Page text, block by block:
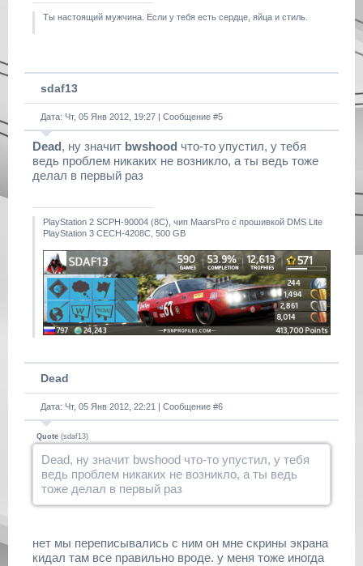
Ты настоящий мужчина. Если у тебя есть сердце, яйца и стиль.
sdaf13
Дата: Чт, 05 Янв 2012, 19:27 | Сообщение #5
Dead, ну значит bwshood что-то упустил, у тебя
ведь проблем никаких не возникло, а ты ведь тоже
делал в первый раз
PlayStation 2 SCPH-90004 (8С), чип MaarsPro с прошивкой DMS Lite
PlayStation 3 CECH-4208C, 500 GB
Dead
Дата: Чт, 05 Янв 2012, 22:21 | Сообщение #6
Quote (sdaf13)
Dead, ну значит bwshood что-то упустил, у тебя
ведь проблем никаких не возникло, а ты ведь
тоже делал в первый раз
нет мы переписывались с ним он мне скрины экрана
кидал там все правильно вроде. у меня тоже иногда